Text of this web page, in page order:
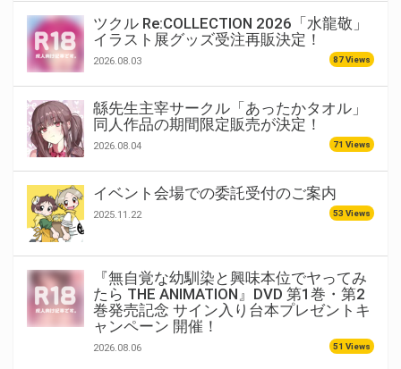
ツクル Re:COLLECTION 2026「水龍敬」
イラスト展グッズ受注再販決定！
2026.08.03 87 Views
緜先生主宰サークル「あったかタオル」
同人作品の期間限定販売が決定！
2026.08.04 71 Views
イベント会場での委託受付のご案内
2025.11.22 53 Views
『無自覚な幼馴染と興味本位でヤってみ
たら THE ANIMATION』DVD 第1巻・第2
巻発売記念 サイン入り台本プレゼントキ
ャンペーン 開催！
2026.08.06 51 Views